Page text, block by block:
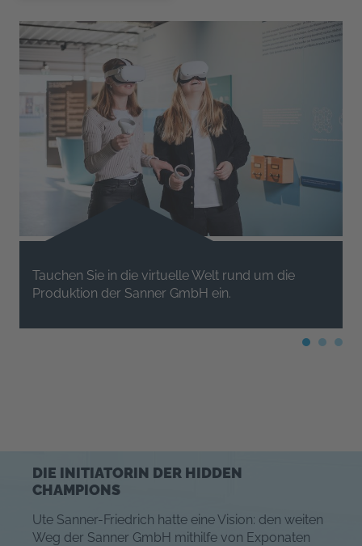
Tauchen Sie in die virtuelle Welt rund um die
Produktion der Sanner GmbH ein.
DIE INITIATORIN DER HIDDEN
CHAMPIONS
Ute Sanner-Friedrich hatte eine Vision: den weiten
Weg der Sanner GmbH mithilfe von Exponaten